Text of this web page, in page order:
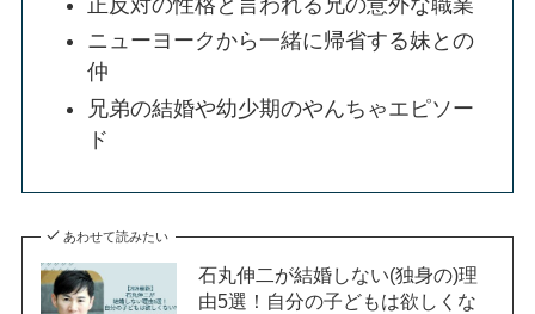
ニューヨークから一緒に帰省する妹との
仲
兄弟の結婚や幼少期のやんちゃエピソー
ド
あわせて読みたい
石丸伸二が結婚しない(独身の)理
由5選！自分の子どもは欲しくな